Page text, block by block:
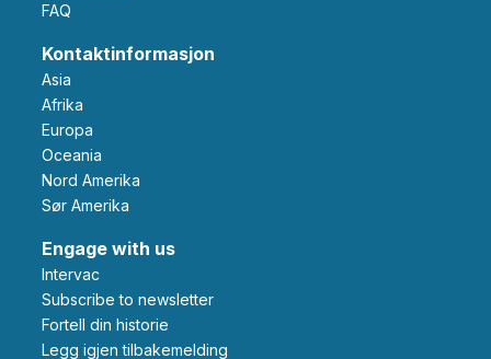
FAQ
Kontaktinformasjon
Asia
Afrika
Europa
Oceania
Nord Amerika
Sør Amerika
Engage with us
Intervac
Subscribe to newsletter
Fortell din historie
Legg igjen tilbakemelding